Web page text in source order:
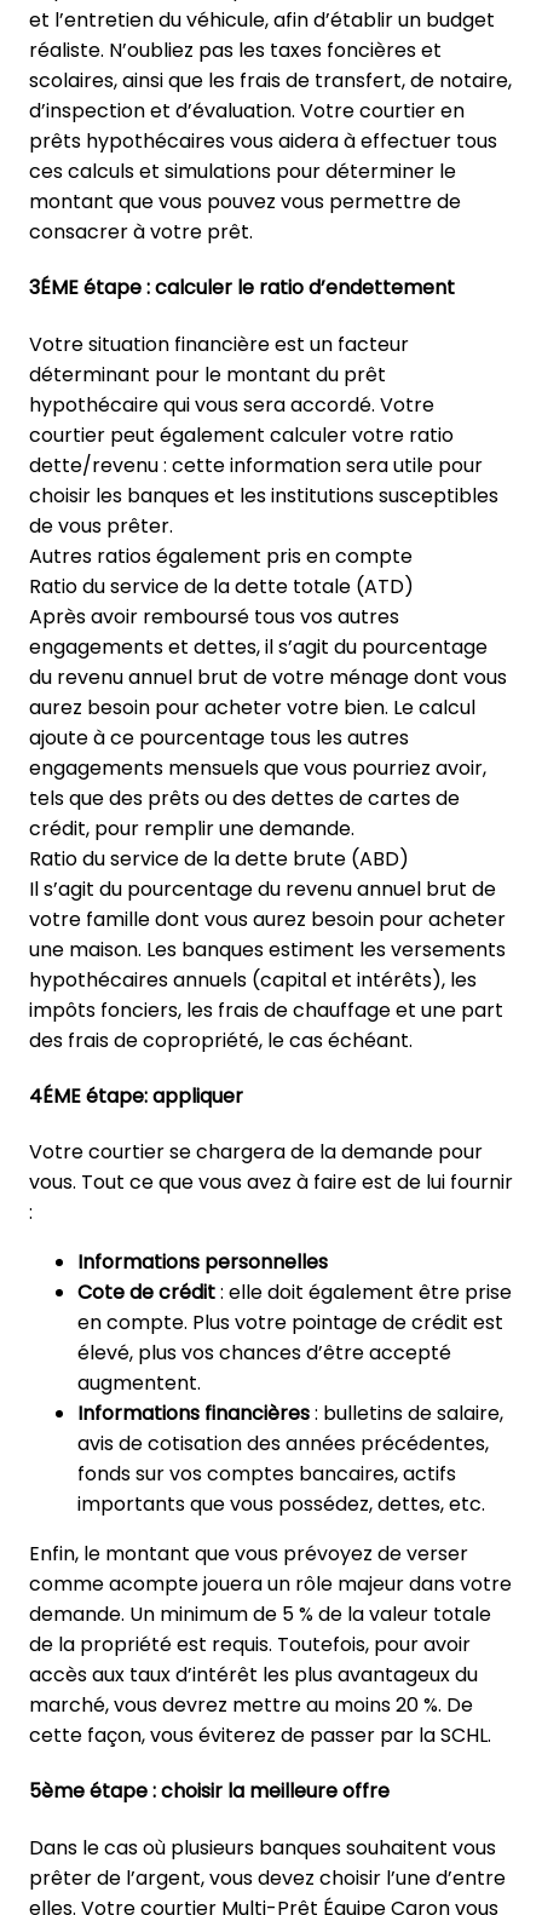
et l’entretien du véhicule, afin d’établir un budget
réaliste. N’oubliez pas les taxes foncières et
scolaires, ainsi que les frais de transfert, de notaire,
d’inspection et d’évaluation. Votre courtier en
prêts hypothécaires vous aidera à effectuer tous
ces calculs et simulations pour déterminer le
montant que vous pouvez vous permettre de
consacrer à votre prêt.
3ÉME étape : calculer le ratio d’endettement
Votre situation financière est un facteur
déterminant pour le montant du prêt
hypothécaire qui vous sera accordé. Votre
courtier peut également calculer votre ratio
dette/revenu : cette information sera utile pour
choisir les banques et les institutions susceptibles
de vous prêter.
Autres ratios également pris en compte
Ratio du service de la dette totale (ATD)
Après avoir remboursé tous vos autres
engagements et dettes, il s’agit du pourcentage
du revenu annuel brut de votre ménage dont vous
aurez besoin pour acheter votre bien. Le calcul
ajoute à ce pourcentage tous les autres
engagements mensuels que vous pourriez avoir,
tels que des prêts ou des dettes de cartes de
crédit, pour remplir une demande.
Ratio du service de la dette brute (ABD)
Il s’agit du pourcentage du revenu annuel brut de
votre famille dont vous aurez besoin pour acheter
une maison. Les banques estiment les versements
hypothécaires annuels (capital et intérêts), les
impôts fonciers, les frais de chauffage et une part
des frais de copropriété, le cas échéant.
4ÉME étape: appliquer
Votre courtier se chargera de la demande pour
vous. Tout ce que vous avez à faire est de lui fournir
:
Informations personnelles
Cote de crédit: elle doit également être prise
en compte. Plus votre pointage de crédit est
élevé, plus vos chances d’être accepté
augmentent.
Informations financières: bulletins de salaire,
avis de cotisation des années précédentes,
fonds sur vos comptes bancaires, actifs
importants que vous possédez, dettes, etc.
Enfin, le montant que vous prévoyez de verser
comme acompte jouera un rôle majeur dans votre
demande. Un minimum de 5 % de la valeur totale
de la propriété est requis. Toutefois, pour avoir
accès aux taux d’intérêt les plus avantageux du
marché, vous devrez mettre au moins 20 %. De
cette façon, vous éviterez de passer par la SCHL.
5ème étape : choisir la meilleure offre
Dans le cas où plusieurs banques souhaitent vous
prêter de l’argent, vous devez choisir l’une d’entre
elles. Votre courtier Multi-Prêt Équipe Caron vous